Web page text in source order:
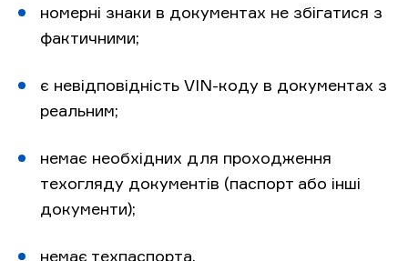
номерні знаки в документах не збігатися з
фактичними;
є невідповідність VIN-коду в документах з
реальним;
немає необхідних для проходження
техогляду документів (паспорт або інші
документи);
немає техпаспорта.